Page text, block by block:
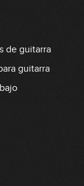
de guitarra
guitarra